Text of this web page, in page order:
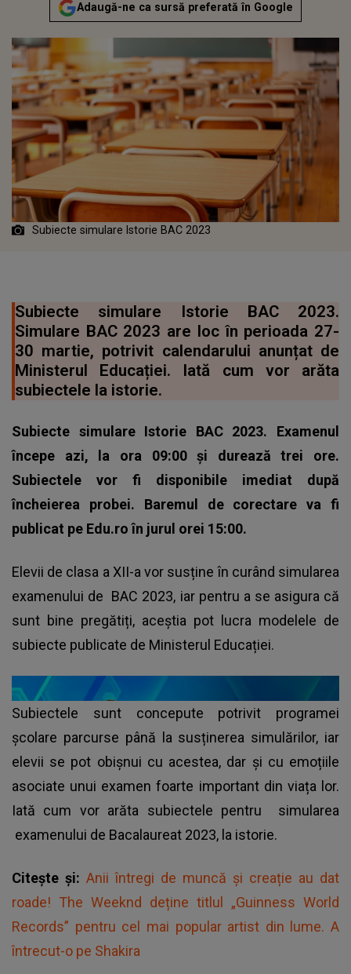
Adaugă-ne ca sursă preferată în Google
Subiecte simulare Istorie BAC 2023
Subiecte simulare Istorie BAC 2023.
Simulare BAC 2023 are loc în perioada 27-
30 martie, potrivit calendarului anunțat de
Ministerul Educației. Iată cum vor arăta
subiectele la istorie.
Subiecte simulare Istorie BAC 2023. Examenul
începe azi, la ora 09:00 și durează trei ore.
Subiectele vor fi disponibile imediat după
încheierea probei. Baremul de corectare va fi
publicat pe Edu.ro în jurul orei 15:00.
Elevii de clasa a XII-a vor susține în curând simularea
examenului de BAC 2023, iar pentru a se asigura că
sunt bine pregătiți, aceștia pot lucra modelele de
subiecte publicate de Ministerul Educației.
Subiectele sunt concepute potrivit programei
școlare parcurse până la susținerea simulărilor, iar
elevii se pot obișnui cu acestea, dar și cu emoțiile
asociate unui examen foarte important din viața lor.
Iată cum vor arăta subiectele pentru simularea
examenului de Bacalaureat 2023, la istorie.
Citește și: Anii întregi de muncă și creație au dat
roade! The Weeknd deține titlul „Guinness World
Records” pentru cel mai popular artist din lume. A
întrecut-o pe Shakira